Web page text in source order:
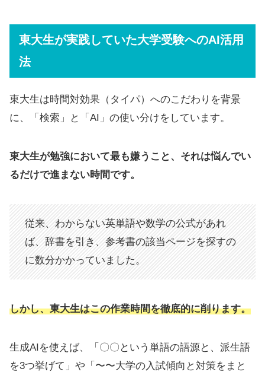
東大生が実践していた大学受験へのAI活用
法
東大生は時間対効果（タイパ）へのこだわりを背景
に、「検索」と「AI」の使い分けをしています。
東大生が勉強において最も嫌うこと、それは悩んでい
るだけで進まない時間です。
従来、わからない英単語や数学の公式があれ
ば、辞書を引き、参考書の該当ページを探すの
に数分かかっていました。
しかし、東大生はこの作業時間を徹底的に削ります。
生成AIを使えば、「〇〇という単語の語源と、派生語
を3つ挙げて」や「〜〜大学の入試傾向と対策をまと